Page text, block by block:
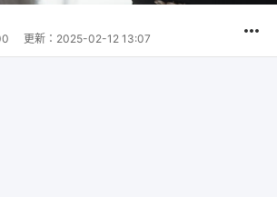
更新： 2025-02-12 13:07